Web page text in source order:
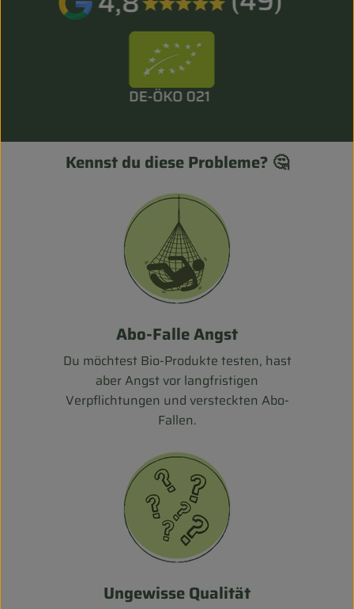
Kennst du diese Probleme? 🤔
Abo-Falle Angst
Du möchtest Bio-Produkte testen, hast
aber Angst vor langfristigen
Verpflichtungen und versteckten Abo-
Fallen.
Ungewisse Qualität